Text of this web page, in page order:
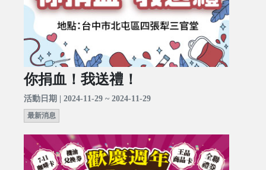
你捐血！我送禮！
活動日期 | 2024-11-29 ~ 2024-11-29
最新消息